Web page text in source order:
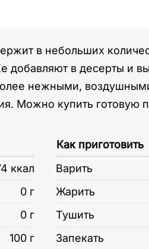
в небольших
в десерты и
нежными,
Можно купить готовую
ккал
0 г
0 г
100 г
Как приготовить
Варить
Жарить
Тушить
Запекать